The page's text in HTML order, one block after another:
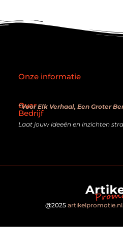
Over
Bedrijf
“Voor Elk Verhaal, Een Groter
Laat jouw ideeën en inzichten
Onze informatie
@2025 artikelpromotie.nl